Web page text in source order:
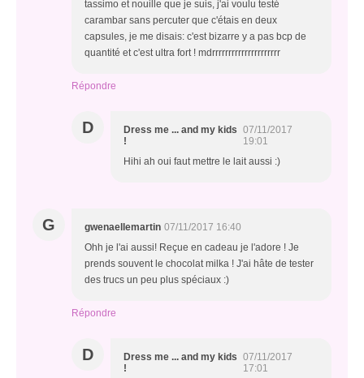
tassimo et nouille que je suis, j'ai voulu testé
carambar sans percuter que c'étais en deux
capsules, je me disais: c'est bizarre y a pas bcp de
quantité et c'est ultra fort ! mdrrrrrrrrrrrrrrrrrrrrr
Répondre
D
Dress me ... and my kids
!
07/11/2017
19:01
Hihi ah oui faut mettre le lait aussi :)
G gwenaellemartin 07/11/2017 16:40
Ohh je l'ai aussi! Reçue en cadeau je l'adore ! Je
prends souvent le chocolat milka ! J'ai hâte de tester
des trucs un peu plus spéciaux :)
Répondre
D
Dress me ... and my kids
!
07/11/2017
17:01